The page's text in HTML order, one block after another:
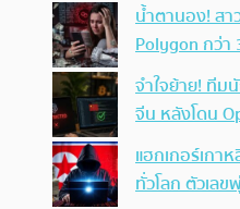
น้ำตานอง! สา
Polygon กว่า
จำใจย้าย! ที
จีน หลังโดน
แฮกเกอร์เกา
ทั่วโลก ตัวเลข